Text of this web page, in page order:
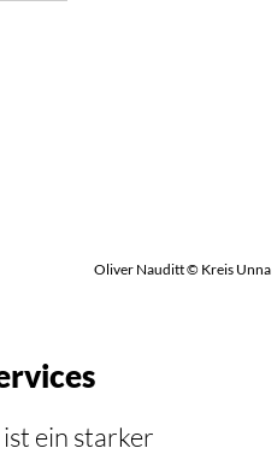
Oliver Nauditt © Kreis Unna
ein starker